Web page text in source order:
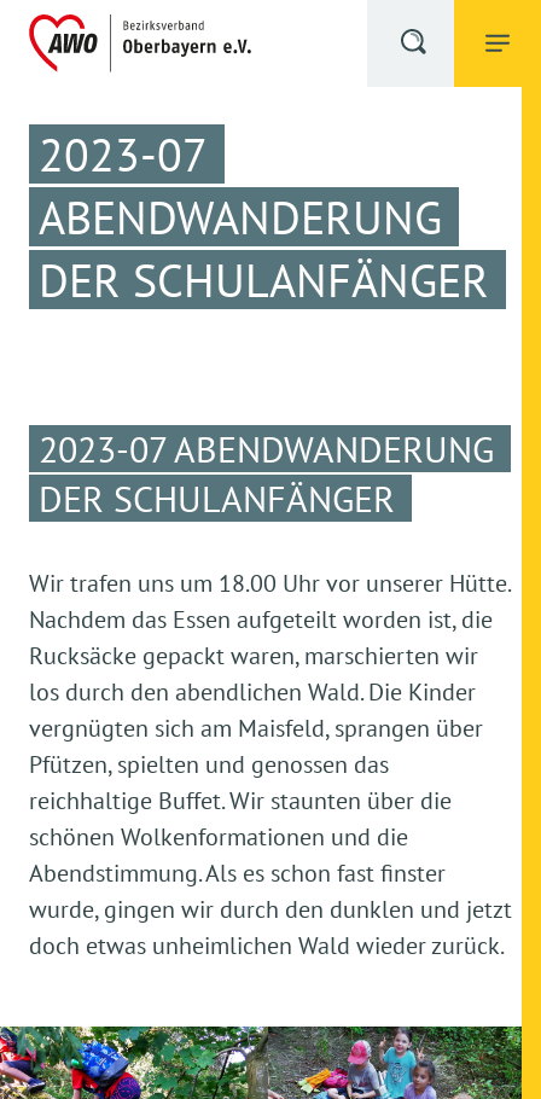
2023-07
ABENDWANDERUNG
DER SCHULANFÄNGER
2023-07 ABENDWANDERUNG
DER SCHULANFÄNGER
Wir trafen uns um 18.00 Uhr vor unserer Hütte.
Nachdem das Essen aufgeteilt worden ist, die
Rucksäcke gepackt waren, marschierten wir
los durch den abendlichen Wald. Die Kinder
vergnügten sich am Maisfeld, sprangen über
Pfützen, spielten und genossen das
reichhaltige Buffet. Wir staunten über die
schönen Wolkenformationen und die
Abendstimmung. Als es schon fast finster
wurde, gingen wir durch den dunklen und jetzt
doch etwas unheimlichen Wald wieder zurück.